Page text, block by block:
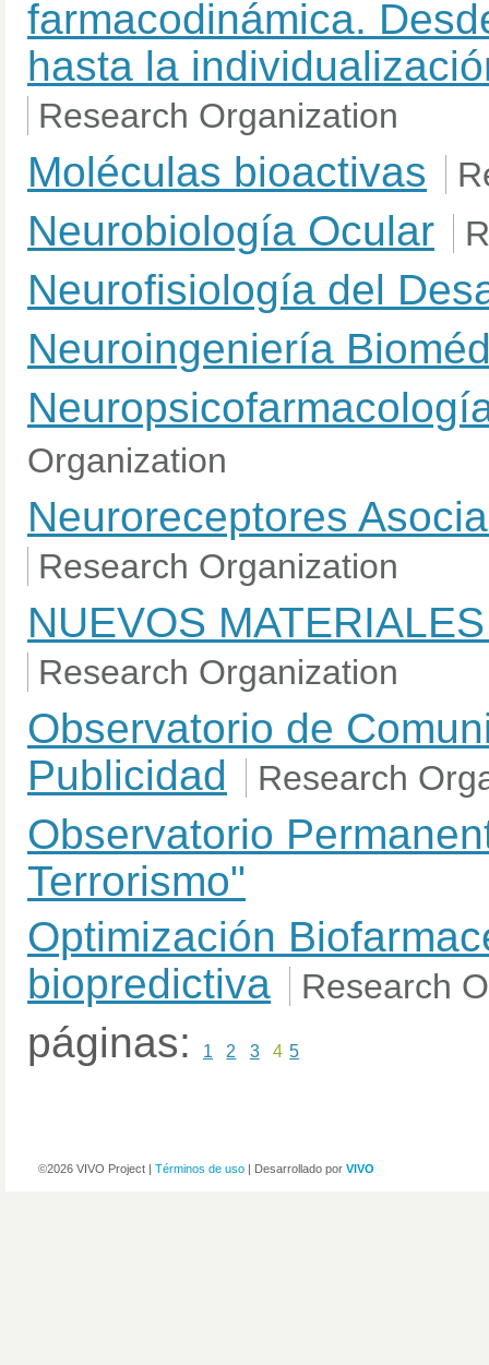
farmacodinámica.
hasta la
Research Organization
Moléculas bioactivas
Neurobiología Ocular
Neurofisiología del
Neuroingeniería
Organization
Neuroreceptores
Research Organization
NUEVOS
Research Organization
Observatorio de
Publicidad
Research
Observatorio
Terrorismo"
Optimización
biopredictiva
Research
páginas: 1 2 3 4 5
©2026 VIVO Project | Términos de uso | Desarrollado por VIVO